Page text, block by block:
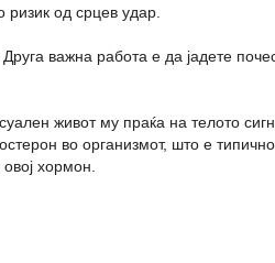
ризик од срцев удар.
важна работа е да јадете
живот му праќа на телото
во организмот, што е
хормон.